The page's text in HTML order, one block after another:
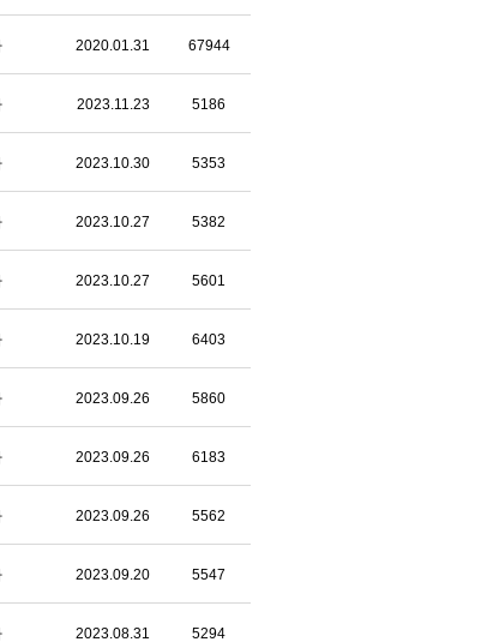
2020.01.31 67944
2023.11.23 5186
2023.10.30 5353
2023.10.27 5382
2023.10.27 5601
2023.10.19 6403
2023.09.26 5860
2023.09.26 6183
2023.09.26 5562
2023.09.20 5547
2023.08.31 5294